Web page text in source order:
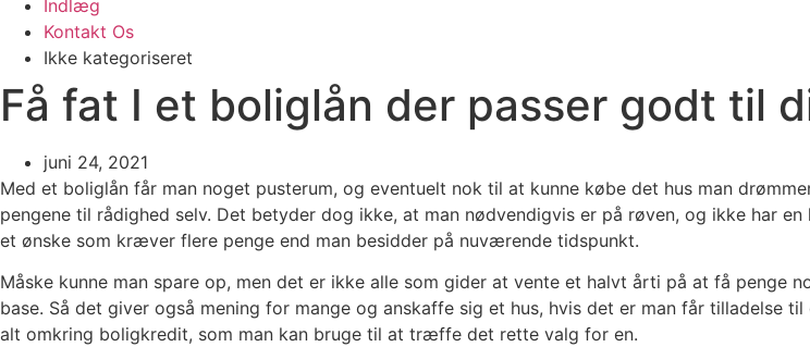
Indlæg
Kontakt Os
Ikke kategoriseret
Få fat I et boliglån der passer godt til
juni 24, 2021
Med et boliglån får man noget pusterum, og eventuelt nok til at kunne købe det hus man
pengene til rådighed selv. Det betyder dog ikke, at man nødvendigvis er på røven, og ikke har
et ønske som kræver flere penge end man besidder på nuværende tidspunkt.
Måske kunne man spare op, men det er ikke alle som gider at vente et halvt årti på at få penge
base. Så det giver også mening for mange og anskaffe sig et hus, hvis det er man får tilladelse
alt omkring boligkredit, som man kan bruge til at træffe det rette valg for en.